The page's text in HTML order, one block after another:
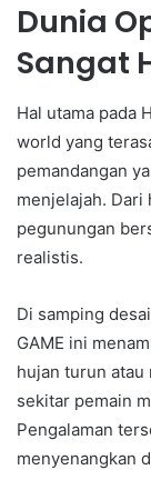
Dunia
Sangat
Hal utama pada
world yang
pemandangan
menjelajah. Dari
pegunungan
realistis.
Di samping
GAME ini
hujan turun atau
sekitar pemain
Pengalaman
menyenangkan